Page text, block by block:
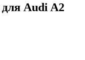
Audi A2